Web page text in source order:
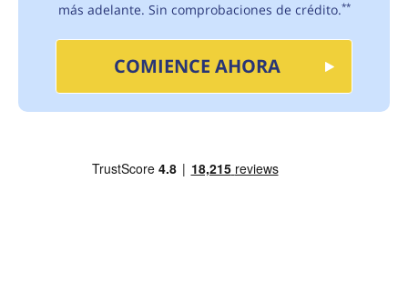
más adelante. Sin comprobaciones de crédito.**
COMIENCE AHORA